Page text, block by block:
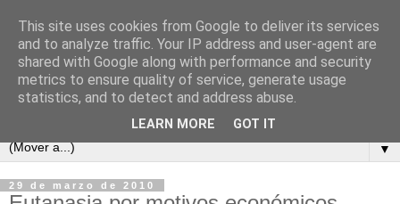
▼
29 de marzo de 2010
This site uses cookies from Google to deliver its services
and to analyze traffic. Your IP address and user-agent are
shared with Google along with performance and security
metrics to ensure quality of service, generate usage
statistics, and to detect and address abuse.
LEARN MORE GOT IT